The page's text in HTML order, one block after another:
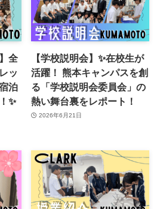
全
ッ
泊
✨
【学校説明会】✨在校生が
活躍！ 熊本キャンパスを創
る「学校説明会委員会」の
熱い舞台裏をレポート！
2026年6月21日